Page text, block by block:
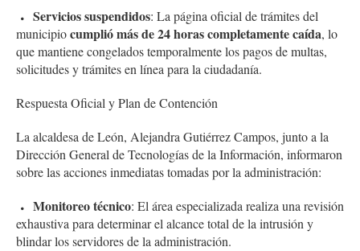
Servicios suspendidos: La página oficial de trámites del
municipiocumplió más de 24 horas completamente caída, lo
que mantiene congelados temporalmente los pagos de multas,
solicitudes y trámites en línea para la ciudadanía.
Respuesta Oficial y Plan de Contención
La alcaldesa de León, Alejandra Gutiérrez Campos, junto a la
Dirección General de Tecnologías de la Información, informaron
sobre las acciones inmediatas tomadas por la administración:
Monitoreo técnico: El área especializada realiza una revisión
exhaustiva para determinar el alcance total de la intrusión y
blindar los servidores de la administración.